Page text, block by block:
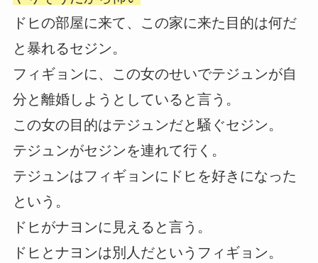
ドヒの部屋に来て、この家に来た目的は何だ
と暴れるセジン。
フィギョンに、この女のせいでテジュンが自
分と離婚しようとしていると言う。
この女の目的はテジュンだと騒ぐセジン。
テジュンがセジンを連れて行く。
テジュンはフィギョンにドヒを好きになった
という。
ドヒがナヨンに見えると言う。
ドヒとナヨンは別人だというフィギョン。